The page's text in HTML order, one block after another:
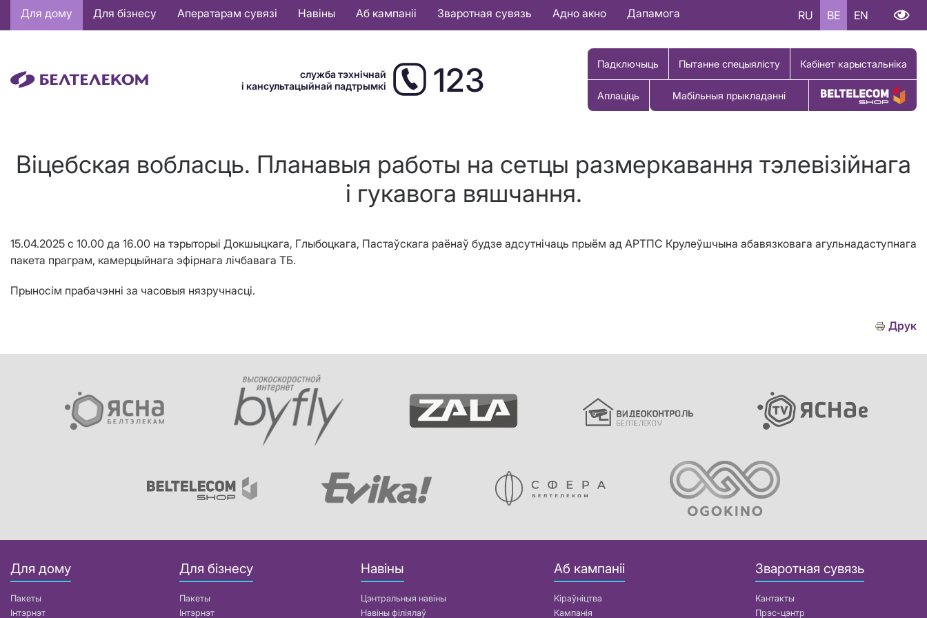
Основная
навигация
Для дому Для бізнесу Аператарам сувязі Навіны Аб кампаніі Зваротная сувязь Адно акно Дапамога RU BE EN
служба тэхнічнай
і кансультацыйнай падтрымкі
123 Падключыць Пытанне спецыялісту Кабінет карыстальніка
Аплаціць Мабільныя прыкладанні Купіць тавар
Віцебская вобласць. Планавыя работы на сетцы размеркавання тэлевізійнага
і гукавога вяшчання.
15.04.2025 c 10.00 да 16.00 на тэрыторыі Докшыцкага, Глыбоцкага, Пастаўскага раёнаў будзе адсутнічаць прыём ад АРТПС Крулеўшчына абавязковага агульнадаступнага
пакета праграм, камерцыйнага эфірнага лічбавага ТБ.
Прыносім прабачэнні за часовыя нязручнасці.
Друк
Для дому
Пакеты
Інтэрнэт
Для бізнесу
Пакеты
Інтэрнэт
Навіны
Цэнтральныя навіны
Навіны філіялаў
Аб кампаніі
Кіраўніцтва
Кампанія
Зваротная сувязь
Кантакты
Прэс-цэнтр